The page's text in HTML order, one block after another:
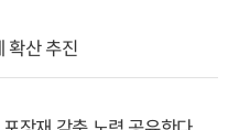
확산 추진